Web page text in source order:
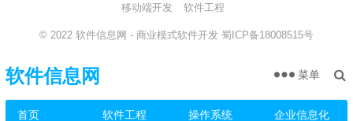
移动端开发
软件工程
© 2022 软件信息网 - 商业模式软件开发 蜀ICP备18008515号
软件信息网
首页 软件工程 操作系统
企业信息化
菜单